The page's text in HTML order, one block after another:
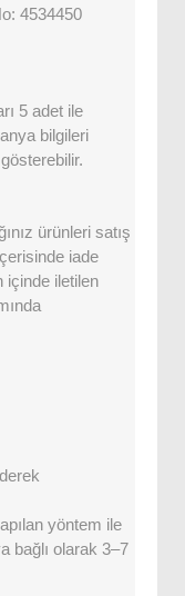
4534450
5 adet ile
bilgileri
ürünleri satış
iade
içinde iletilen
yöntem ile
bağlı olarak 3–7